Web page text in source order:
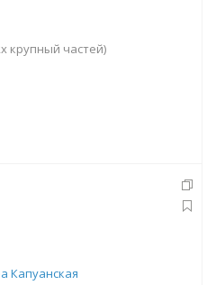
крупный частей)